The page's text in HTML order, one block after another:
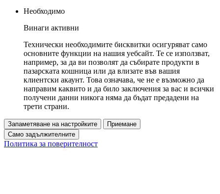
Необходимо
Винаги активни
Технически необходимите бисквитки осигуряват само
основните функции на нашия уебсайт. Те се използват,
например, за да ви позволят да събирате продукти в
пазарската кошница или да влизате във вашия
клиентски акаунт. Това означава, че не е възможно да
направим каквито и да било заключения за вас и всички
получени данни никога няма да бъдат предадени на
трети страни.
Запаметяване на настройките
Приемане
Само задължителните
Политика за поверителност